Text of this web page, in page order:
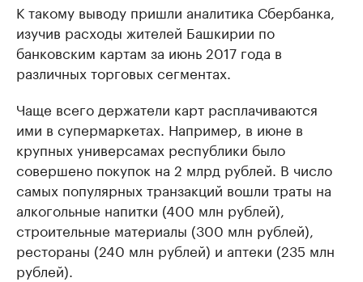
К такому выводу пришли аналитика Сбербанка,
изучив расходы жителей Башкирии по
банковским картам за июнь 2017 года в
различных торговых сегментах.
Чаще всего держатели карт расплачиваются
ими в супермаркетах. Например, в июне в
крупных универсамах республики было
совершено покупок на 2 млрд рублей. В число
самых популярных транзакций вошли траты на
алкогольные напитки (400 млн рублей),
строительные материалы (300 млн рублей),
рестораны (240 млн рублей) и аптеки (235 млн
рублей).